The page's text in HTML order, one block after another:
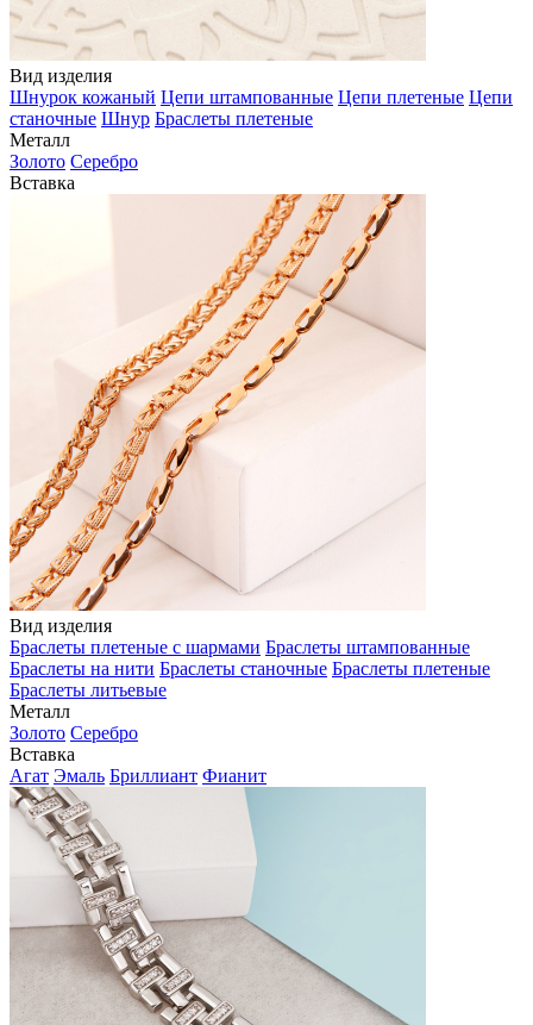
Вид изделия
Шнурок кожаный Цепи штампованные Цепи плетеные Цепи
станочные Шнур Браслеты плетеные
Металл
Золото Серебро
Вставка
Вид изделия
Браслеты плетеные с шармами Браслеты штампованные
Браслеты на нити Браслеты станочные Браслеты плетеные
Браслеты литьевые
Металл
Золото Серебро
Вставка
Агат Эмаль Бриллиант Фианит